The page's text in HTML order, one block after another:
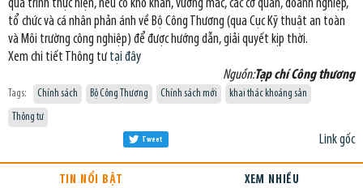
quá trình thực hiện, nếu có khó khăn, vướng mắc, các cơ quan, doanh nghiệp,
tổ chức và cá nhân phản ánh về Bộ Công Thương (qua Cục Kỹ thuật an toàn
và Môi trường công nghiệp) để được hướng dẫn, giải quyết kịp thời.
Xem chi tiết Thông tư tại đây
Nguồn:Tạp chí Công thương
Tags: Chính sách Bộ Công Thương Chính sách mới
khai thác khoáng sản
Thông tư
Link gốc
Tweet
TIN NỔI BẬT XEM NHIỀU